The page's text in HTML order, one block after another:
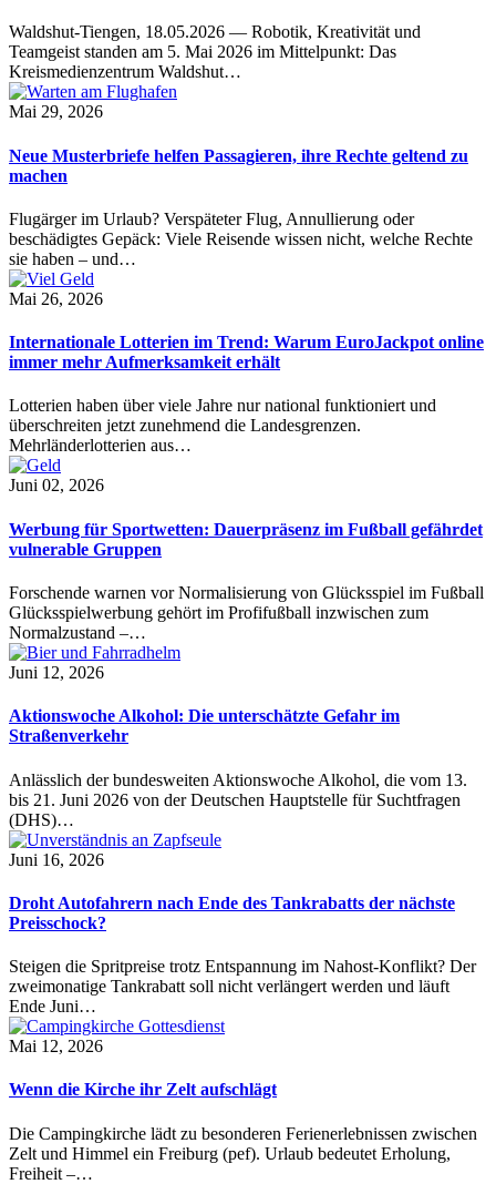
Waldshut-Tiengen, 18.05.2026 — Robotik, Kreativität und
Teamgeist standen am 5. Mai 2026 im Mittelpunkt: Das
Kreismedienzentrum Waldshut…
Mai 29, 2026
Neue Musterbriefe helfen Passagieren, ihre Rechte geltend zu
machen
Flugärger im Urlaub? Verspäteter Flug, Annullierung oder
beschädigtes Gepäck: Viele Reisende wissen nicht, welche Rechte
sie haben – und…
Mai 26, 2026
Internationale Lotterien im Trend: Warum EuroJackpot online
immer mehr Aufmerksamkeit erhält
Lotterien haben über viele Jahre nur national funktioniert und
überschreiten jetzt zunehmend die Landesgrenzen.
Mehrländerlotterien aus…
Juni 02, 2026
Werbung für Sportwetten: Dauerpräsenz im Fußball gefährdet
vulnerable Gruppen
Forschende warnen vor Normalisierung von Glücksspiel im Fußball
Glücksspielwerbung gehört im Profifußball inzwischen zum
Normalzustand –…
Juni 12, 2026
Aktionswoche Alkohol: Die unterschätzte Gefahr im
Straßenverkehr
Anlässlich der bundesweiten Aktionswoche Alkohol, die vom 13.
bis 21. Juni 2026 von der Deutschen Hauptstelle für Suchtfragen
(DHS)…
Juni 16, 2026
Droht Autofahrern nach Ende des Tankrabatts der nächste
Preisschock?
Steigen die Spritpreise trotz Entspannung im Nahost-Konflikt? Der
zweimonatige Tankrabatt soll nicht verlängert werden und läuft
Ende Juni…
Mai 12, 2026
Wenn die Kirche ihr Zelt aufschlägt
Die Campingkirche lädt zu besonderen Ferienerlebnissen zwischen
Zelt und Himmel ein Freiburg (pef). Urlaub bedeutet Erholung,
Freiheit –…